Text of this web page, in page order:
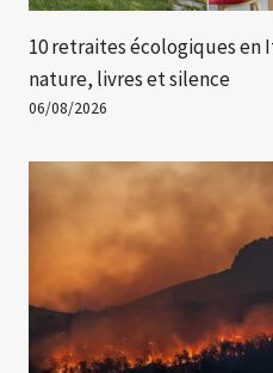
10 retraites écologiques en
nature, livres et silence
06/08/2026